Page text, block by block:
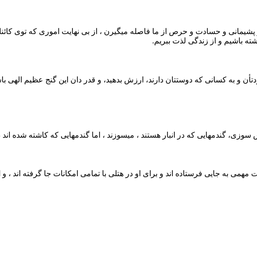
پشیمانی و حسادت و حرص از ما فاصله میگیرن ، از بی نهایت اموری که توی
باشیم و از زندگی لذت ببریم.
کسانی که دوستتان دارند، ارزش بدهید، و قدر دان این گنج عظیم الهی
گندمهایی که در انبار هستند ، میسوزند ، اما گندمهایی که کاشته شده اند
به جایی فرستاده اند و برای او در هتلی با تمامی امکانات جا گرفته